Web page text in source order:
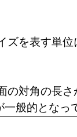
ズを表す単
の対角の長
般的となっ